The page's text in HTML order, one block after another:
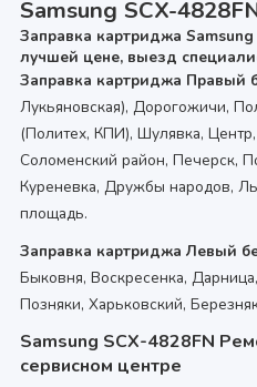
Samsung SCX-
Заправка картриджа
лучшей цене, выезд
Заправка картриджа Правый
Лукьяновская), Дорогожичи,
(Политех, КПИ), Шулявка,
Соломенский район, Печерск,
Куреневка, Дружбы народов,
площадь.
Заправка картриджа Левый
Быковня, Воскресенка,
Позняки, Харьковский,
Samsung SCX-4828FN
сервисном центре